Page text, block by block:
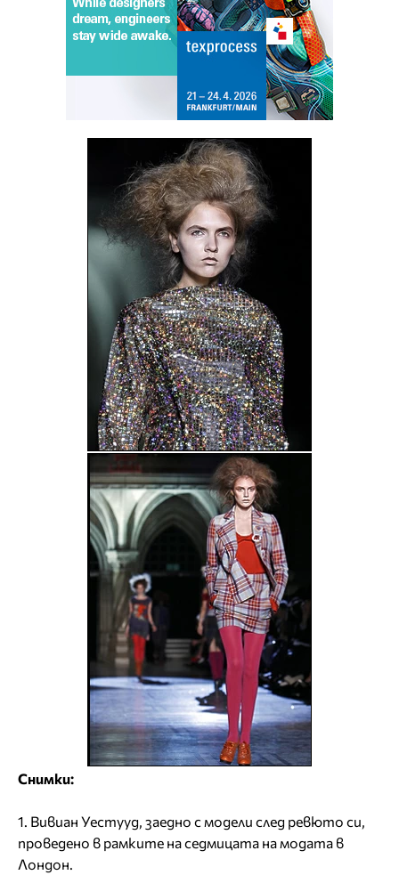
Снимки:
1. Вивиан Уестууд, заедно с модели след ревюто си,
проведено в рамките на седмицата на модата в
Лондон.